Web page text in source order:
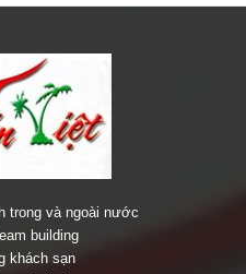
trong và ngoài nước
building
khách sạn